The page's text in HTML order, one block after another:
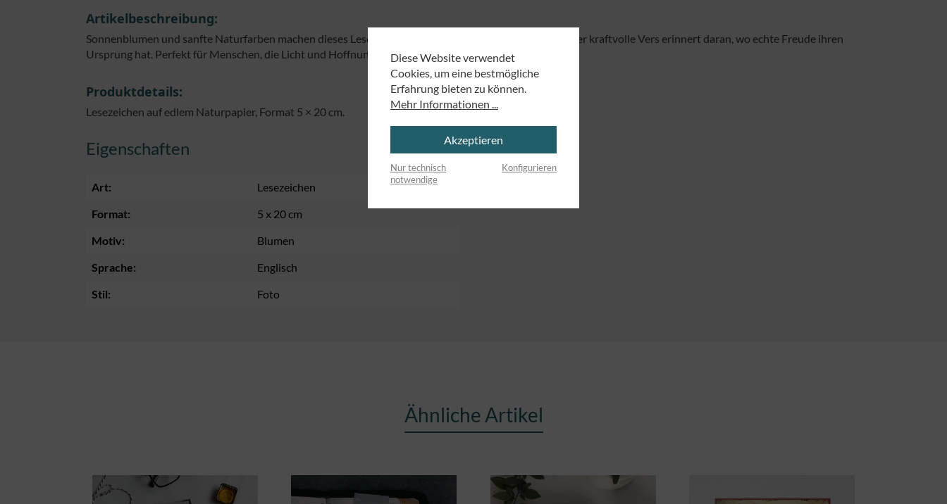
Artikelbeschreibung:
Sonnenblumen und sanfte Naturfarben machen dieses Lesezeichen zu einem strahlenden Ermutiger. Der kraftvolle Vers erinnert daran, wo echte Freude ihren
Ursprung hat. Perfekt für Menschen, die Licht und Hoffnung brauchen.
Produktdetails:
Lesezeichen auf edlem Naturpapier, Format 5 × 20 cm.
Eigenschaften
Art:
Lesezeichen
Format:
5 x 20 cm
Motiv:
Blumen
Sprache:
Englisch
Stil:
Foto
Ähnliche Artikel
Diese Website verwendet
Cookies, um eine bestmögliche
Erfahrung bieten zu können.
Mehr Informationen ...
Akzeptieren
Nur technisch
notwendige
Konfigurieren